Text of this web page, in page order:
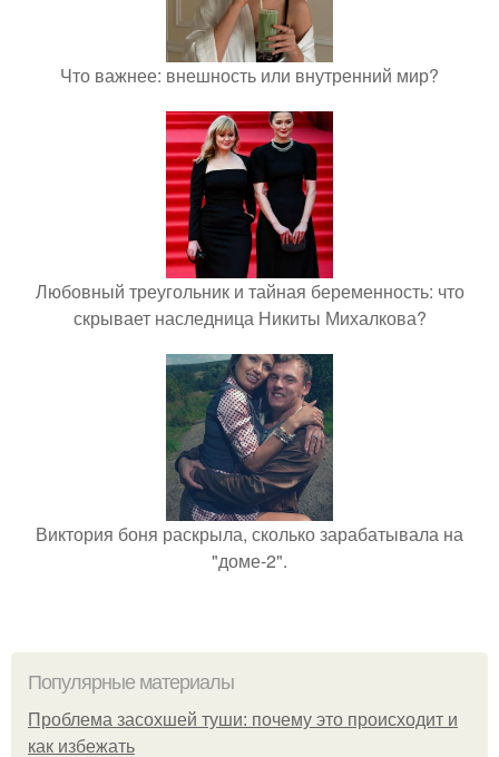
Что важнее: внешность или внутренний мир?
Любовный треугольник и тайная беременность: что
скрывает наследница Никиты Михалкова?
Виктория боня раскрыла, сколько зарабатывала на
"доме-2".
Популярные материалы
Проблема засохшей туши: почему это происходит и
как избежать